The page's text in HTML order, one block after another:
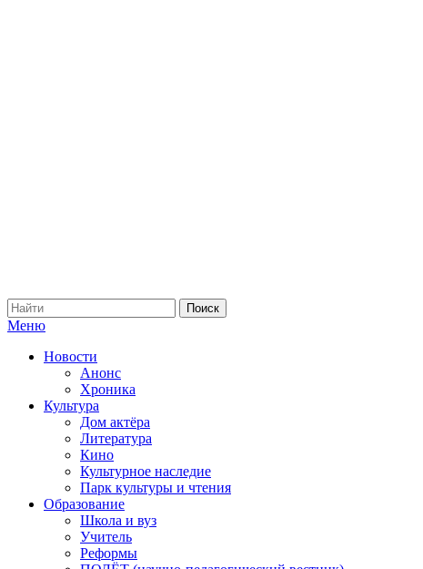
Меню
Новости
Анонс
Хроника
Культура
Дом актёра
Литература
Кино
Культурное наследие
Парк культуры и чтения
Образование
Школа и вуз
Учитель
Реформы